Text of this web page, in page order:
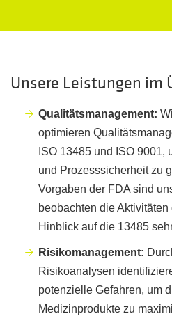
Unsere Leistungen im
Qualitätsmanagement:
optimieren
ISO 13485 und ISO 9001,
und Prozesssicherheit zu
Vorgaben der FDA sind
beobachten die
Hinblick auf die 13485
Risikomanagement:
Risikoanalysen
potenzielle Gefahren, um
Medizinprodukte zu